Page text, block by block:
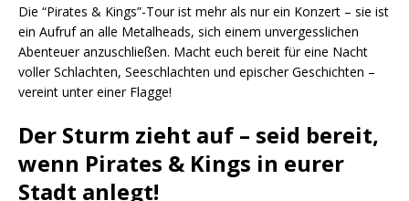
Die “Pirates & Kings”-Tour ist mehr als nur ein Konzert – sie ist
ein Aufruf an alle Metalheads, sich einem unvergesslichen
Abenteuer anzuschließen. Macht euch bereit für eine Nacht
voller Schlachten, Seeschlachten und epischer Geschichten –
vereint unter einer Flagge!
Der Sturm zieht auf – seid bereit,
wenn Pirates & Kings in eurer
Stadt anlegt!